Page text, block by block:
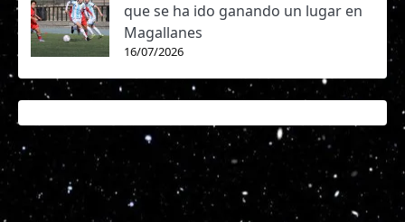
que se ha ido ganando un lugar en
Magallanes
16/07/2026